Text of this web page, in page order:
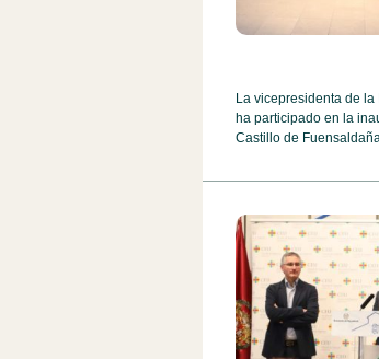
La vicepresidenta de
ha participado en la
Castillo de